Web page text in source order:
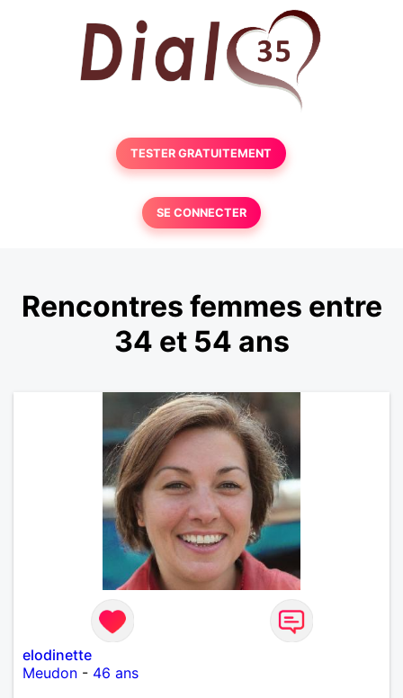
TESTER GRATUITEMENT
SE CONNECTER
Rencontres femmes entre
34 et 54 ans
elodinette
Meudon - 46 ans